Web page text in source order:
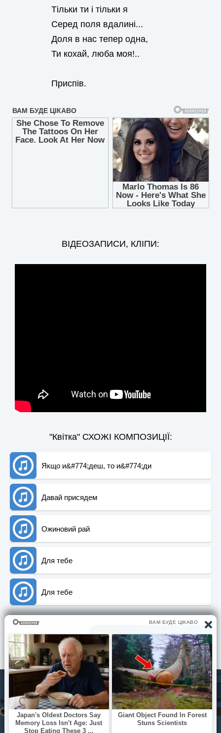
Тільки ти і тільки я
Серед поля вдалині...
Доля в нас тепер одна,
Ти кохай, люба моя!..
Приспів.
ВІДЕОЗАПИСИ, КЛІПИ:
"Квітка" СХОЖІ КОМПОЗИЦІЇ:
Якщо и&#774;деш, то и&#774;ди
Давай присядем
Ожиновий рай
Для тебе
Для тебе
Коментарi: Вiдгуки та враження вiд пiснi (0)
© Pisni.Club 2020 - 2026 З будь-яких питань звертайтесь на
поштуyour.feedback.tpl@gmail.com
Якщо йдеш, то йди